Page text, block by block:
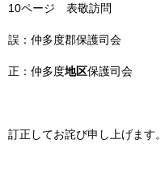
10ページ 表敬訪問
誤：仲多度郡保護司会
正：仲多度地区保護司会
訂正してお詫び申し上げます。